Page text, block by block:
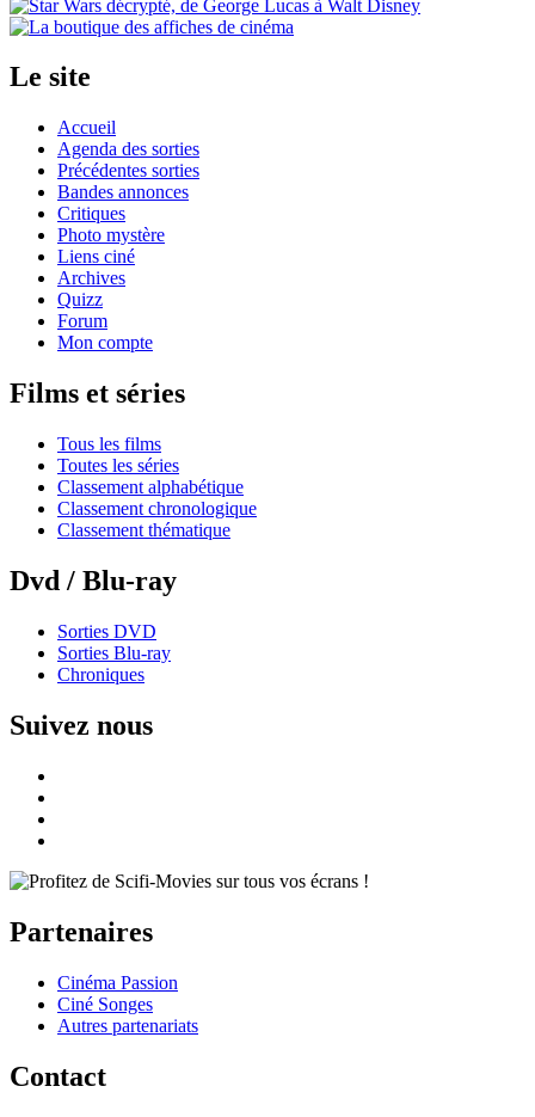
Le site
Accueil
Agenda des sorties
Précédentes sorties
Bandes annonces
Critiques
Photo mystère
Liens ciné
Archives
Quizz
Forum
Mon compte
Films et séries
Tous les films
Toutes les séries
Classement alphabétique
Classement chronologique
Classement thématique
Dvd / Blu-ray
Sorties DVD
Sorties Blu-ray
Chroniques
Suivez nous
Partenaires
Cinéma Passion
Ciné Songes
Autres partenariats
Contact